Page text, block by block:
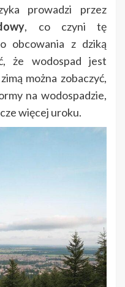
prowadzi przez
, co czyni tę
obcowania z dziką
że wodospad jest
można zobaczyć,
na wodospadzie,
więcej uroku.